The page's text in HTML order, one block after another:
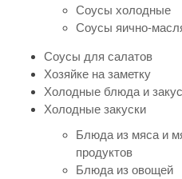
Соусы холодные
Соусы яично-
Соусы для салатов
Хозяйке на заметку
Холодные блюда и
Холодные закуски
Блюда из мяса и
продуктов
Блюда из овощей